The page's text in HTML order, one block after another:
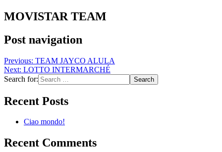
MOVISTAR TEAM
Post navigation
Previous: TEAM JAYCO ALULA
Next: LOTTO INTERMARCHÉ
Search for:
Recent Posts
Ciao mondo!
Recent Comments